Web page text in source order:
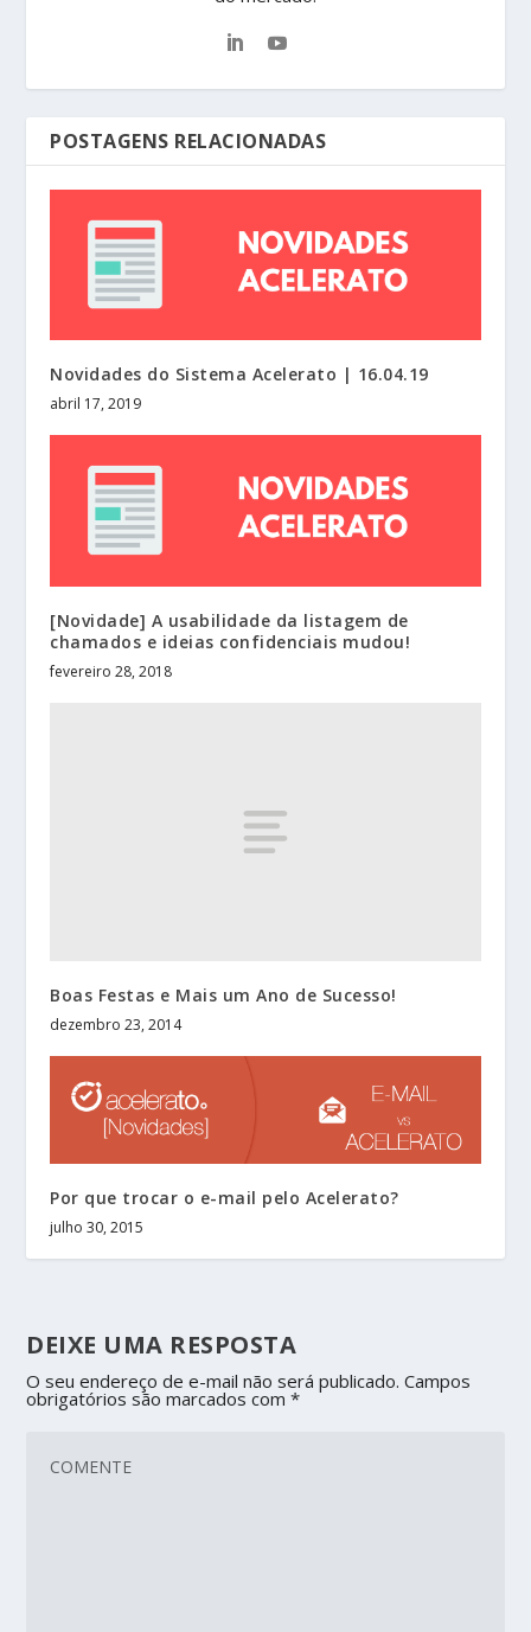
POSTAGENS RELACIONADAS
Novidades do Sistema Acelerato | 16.04.19
abril 17, 2019
[Novidade] A usabilidade da listagem de
chamados e ideias confidenciais mudou!
fevereiro 28, 2018
Boas Festas e Mais um Ano de Sucesso!
dezembro 23, 2014
Por que trocar o e-mail pelo Acelerato?
julho 30, 2015
DEIXE UMA RESPOSTA
O seu endereço de e-mail não será publicado. Campos
obrigatórios são marcados com*